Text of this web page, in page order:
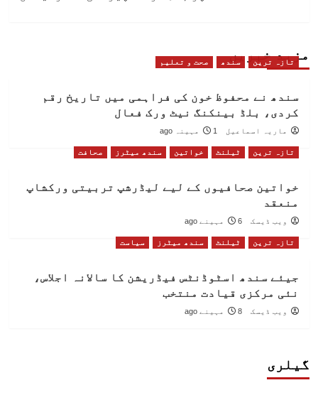
مزید خبریں
تازہ ترین سندھ صحت و تعلیم
سندھ نے محفوظ خون کی فراہمی میں تاریخ رقم
کردی، بلڈ بینکنگ نیٹ ورک فعال
ماریہ اسماعیل 1 مہینہ ago
تازہ ترین ٹیلنٹ خواتین سندھ میٹرز صحافت
خواتین صحافیوں کے لیے لیڈرشپ تربیتی ورکشاپ
منعقد
ویب ڈیسک 6 مہینے ago
تازہ ترین ٹیلنٹ سندھ میٹرز سیاست
جیئے سندھ اسٹوڈنٹس فیڈریشن کا سالانہ اجلاس،
نئی مرکزی قیادت منتخب
ویب ڈیسک 8 مہینے ago
گیلری